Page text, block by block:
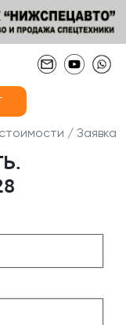
/ Заявка